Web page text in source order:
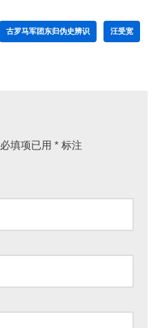
古罗马军团东归伪史辨识 汪受宽
必填项已用 * 标注